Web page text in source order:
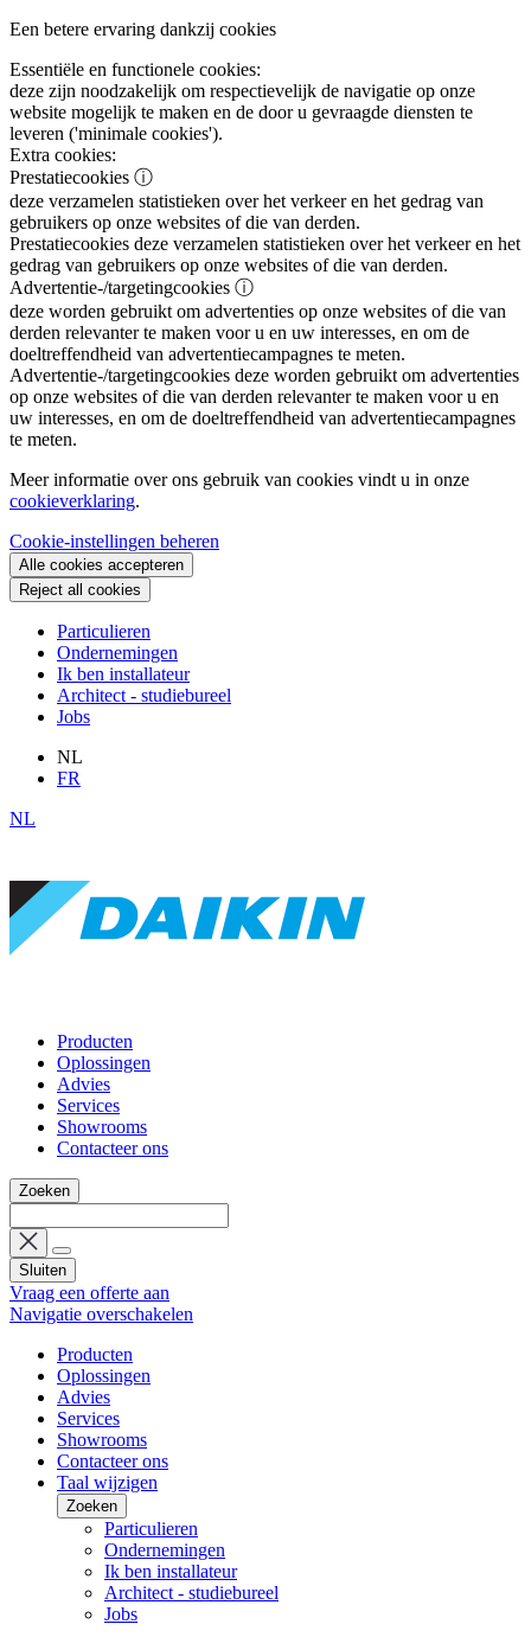
Een betere ervaring dankzij cookies
Essentiële en functionele cookies:
deze zijn noodzakelijk om respectievelijk de navigatie op onze
website mogelijk te maken en de door u gevraagde diensten te
leveren ('minimale cookies').
Extra cookies:
Prestatiecookies ⓘ
deze verzamelen statistieken over het verkeer en het gedrag van
gebruikers op onze websites of die van derden.
Prestatiecookies deze verzamelen statistieken over het verkeer en het
gedrag van gebruikers op onze websites of die van derden.
Advertentie-/targetingcookies ⓘ
deze worden gebruikt om advertenties op onze websites of die van
derden relevanter te maken voor u en uw interesses, en om de
doeltreffendheid van advertentiecampagnes te meten.
Advertentie-/targetingcookies deze worden gebruikt om advertenties
op onze websites of die van derden relevanter te maken voor u en
uw interesses, en om de doeltreffendheid van advertentiecampagnes
te meten.
Meer informatie over ons gebruik van cookies vindt u in onze
cookieverklaring.
Cookie-instellingen beheren
Alle cookies accepteren
Reject all cookies
Particulieren
Ondernemingen
Ik ben installateur
Architect - studiebureel
Jobs
NL
FR
NL
Producten
Oplossingen
Advies
Services
Showrooms
Contacteer ons
Zoeken
Sluiten
Vraag een offerte aan
Navigatie overschakelen
Producten
Oplossingen
Advies
Services
Showrooms
Contacteer ons
Taal wijzigen
Zoeken
Particulieren
Ondernemingen
Ik ben installateur
Architect - studiebureel
Jobs